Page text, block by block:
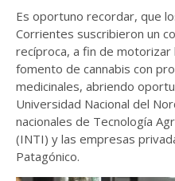
Es oportuno recordar, que
Corrientes suscribieron un
recíproca, a fin de motorizar
fomento de cannabis con
medicinales, abriendo
Universidad Nacional del
nacionales de Tecnología
(INTI) y las empresas
Patagónico.